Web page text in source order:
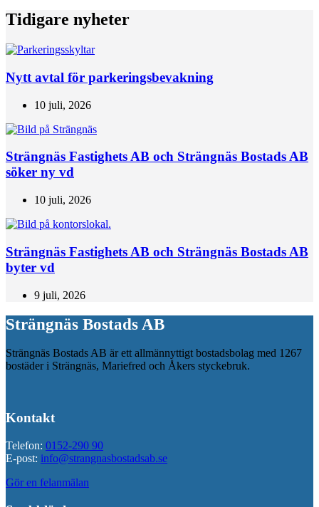
Tidigare nyheter
Nytt avtal för parkeringsbevakning
10 juli, 2026
Strängnäs Fastighets AB och Strängnäs Bostads AB
söker ny vd
10 juli, 2026
Strängnäs Fastighets AB och Strängnäs Bostads AB
byter vd
9 juli, 2026
Strängnäs Bostads AB
Strängnäs Bostads AB är ett allmännyttigt bostadsbolag med 1267
bostäder i Strängnäs, Mariefred och Åkers styckebruk.
Kontakt
Telefon: 0152-290 90
E-post: info@strangnasbostadsab.se
Gör en felanmälan